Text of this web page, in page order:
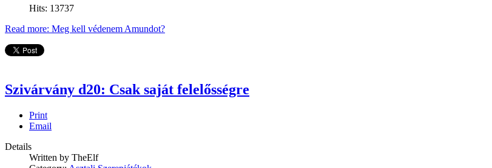
Hits: 13737
Read more: Meg kell védenem Amundot?
Szivárvány d20: Csak saját felelősségre
Print
Email
Details
Written by TheElf